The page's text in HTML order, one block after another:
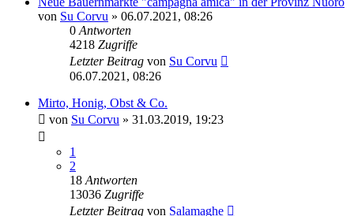
von Su Corvu » 06.07.2021, 08:26
0 Antworten
4218 Zugriffe
Letzter Beitrag von Su Corvu
06.07.2021, 08:26
Mirto, Honig, Obst & Co.
von Su Corvu » 31.03.2019, 19:23
1
2
18 Antworten
13036 Zugriffe
Letzter Beitrag von Salamaghe